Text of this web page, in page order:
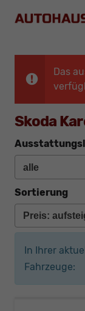
Das
Skoda
Sortierung
In Ihrer
Fahrzeuge: